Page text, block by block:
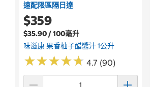
速配限區隔日達
$359
$35.90 / 100毫升
味滋康 果香柚子醋醬汁 1公升
★★★★★
★★★★★ 4.7 (90)